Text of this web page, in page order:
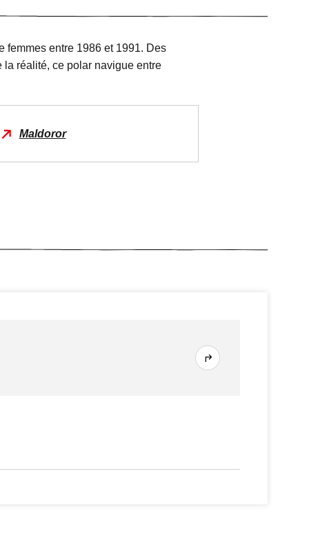
femmes entre 1986 et 1991. Des
réalité, ce polar navigue entre
Maldoror